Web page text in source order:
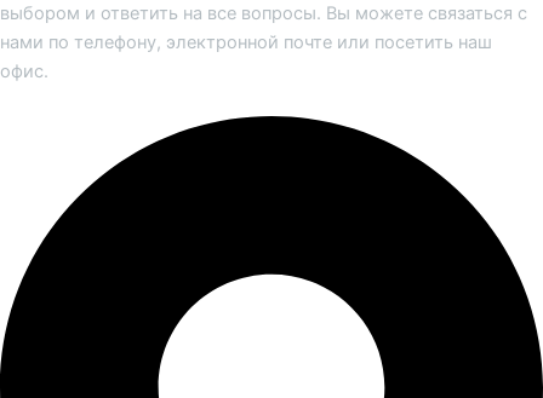
выбором и ответить на все вопросы. Вы можете связаться с
нами по телефону, электронной почте или посетить наш
офис.